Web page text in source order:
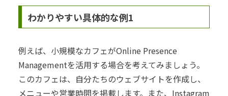
わかりやすい具体的な例1
例えば、小規模なカフェがOnline Presence
Managementを活用する場合を考えてみましょう。
このカフェは、自分たちのウェブサイトを作成し、
メニューや営業時間を掲載します。また、Instagram